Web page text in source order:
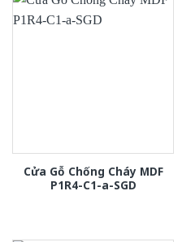
Cửa Gỗ Chống Cháy MDF
P1R4-C1-a-SGD